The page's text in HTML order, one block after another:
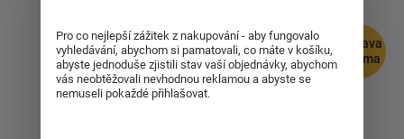
doprava
zdarma
Pro co nejlepší zážitek z nakupování - aby fungovalo
vyhledávání, abychom si pamatovali, co máte v košíku,
abyste jednoduše zjistili stav vaší objednávky, abychom
vás neobtěžovali nevhodnou reklamou a abyste se
nemuseli pokaždé přihlašovat.